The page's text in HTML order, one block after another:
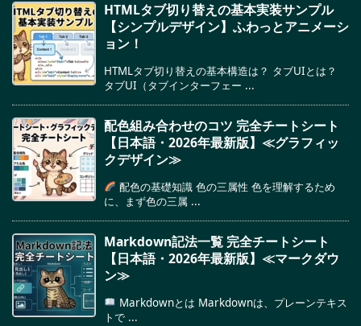
HTMLタブ切り替えの基本実装サンプル
【シンプルデザイン】ふわっとアニメーシ
ョン！
HTMLタブ切り替えの基本構造は？ タブUIとは？
タブUI（タブインターフェー ...
配色組み合わせのコツ 完全チートシート
【日本語・2026年最新版】≪グラフィッ
クデザイン≫
配色の基礎知識 色の三属性 色を理解するため
に、まず色の三属 ...
Markdown記法一覧 完全チートシート
【日本語・2026年最新版】≪マークダウ
ン≫
Markdownとは Markdownは、プレーンテキス
トで ...